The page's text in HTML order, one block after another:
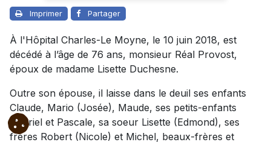
Imprimer Partager
À l'Hôpital Charles-Le Moyne, le 10 juin 2018, est
décédé à l’âge de 76 ans, monsieur Réal Provost,
époux de madame Lisette Duchesne.
Outre son épouse, il laisse dans le deuil ses enfants
Claude, Mario (Josée), Maude, ses petits-enfants
Gabriel et Pascale, sa soeur Lisette (Edmond), ses
frères Robert (Nicole) et Michel, beaux-frères et